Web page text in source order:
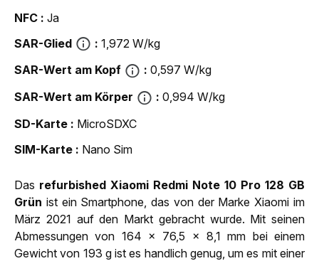
NFC
Ja
SAR-Glied
1,972 W/kg
SAR-Wert am Kopf
0,597 W/kg
SAR-Wert am Körper
0,994 W/kg
SD-Karte
MicroSDXC
SIM-Karte
Nano Sim
Das refurbished Xiaomi Redmi Note 10 Pro 128 GB
Grün ist ein Smartphone, das von der Marke Xiaomi im
März 2021 auf den Markt gebracht wurde. Mit seinen
Abmessungen von 164 x 76,5 x 8,1 mm bei einem
Gewicht von 193 g ist es handlich genug, um es mit einer